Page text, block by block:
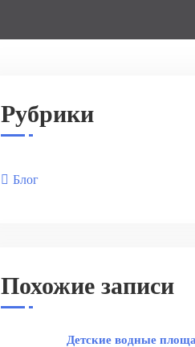
Рубрики
Блог
Похожие записи
Детские водные